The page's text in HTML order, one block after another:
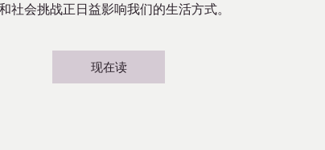
社会挑战正日益影响我们的生活方式。
现在读